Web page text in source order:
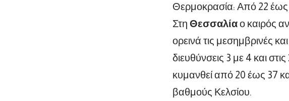
Θερμοκρασία: Από 22 έως
Στη Θεσσαλίαο καιρός
ορεινά τις μεσημβρινές
διευθύνσεις 3 με 4 και
κυμανθεί από 20 έως 37
βαθμούς Κελσίου.